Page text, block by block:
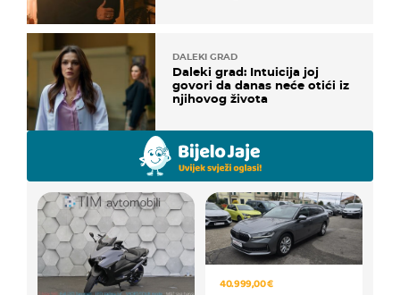
DALEKI GRAD
Daleki grad: Intuicija joj
govori da danas neće otići iz
njihovog života
40.999,00 €